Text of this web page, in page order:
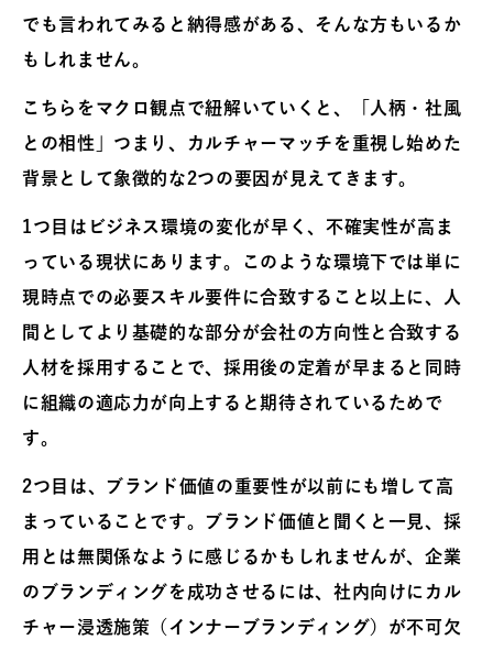
でも言われてみると納得感がある、そんな方もいるか
もしれません。
こちらをマクロ観点で紐解いていくと、「人柄・社風
との相性」つまり、カルチャーマッチを重視し始めた
背景として象徴的な2つの要因が見えてきます。
1つ目はビジネス環境の変化が早く、不確実性が高ま
っている現状にあります。このような環境下では単に
現時点での必要スキル要件に合致すること以上に、人
間としてより基礎的な部分が会社の方向性と合致する
人材を採用することで、採用後の定着が早まると同時
に組織の適応力が向上すると期待されているためで
す。
2つ目は、ブランド価値の重要性が以前にも増して高
まっていることです。ブランド価値と聞くと一見、採
用とは無関係なように感じるかもしれませんが、企業
のブランディングを成功させるには、社内向けにカル
チャー浸透施策（インナーブランディング）が不可欠